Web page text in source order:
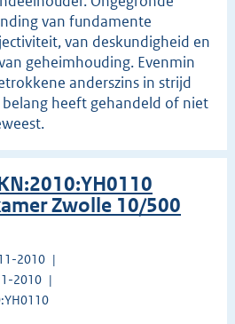
van fundamente
van deskundigheid en
geheimhouding. Evenmin
anderszins in strijd
heeft gehandeld of niet
Zwolle 10/500
2010
2010